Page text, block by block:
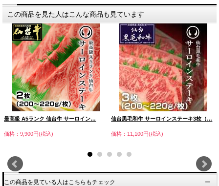
この商品を見た人はこんな商品も見ています
最高級 A5ランク 仙台牛 サーロイン…
価格：9,900円(税込)
仙台黒毛和牛 サーロインステーキ3枚（…
価格：11,100円(税込)
この商品を見ている人はこちらもチェック